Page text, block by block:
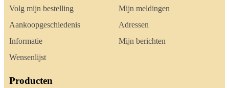
Volg mijn bestelling
Aankoopgeschiedenis
Informatie
Wensenlijst
Mijn meldingen
Adressen
Mijn berichten
Producten